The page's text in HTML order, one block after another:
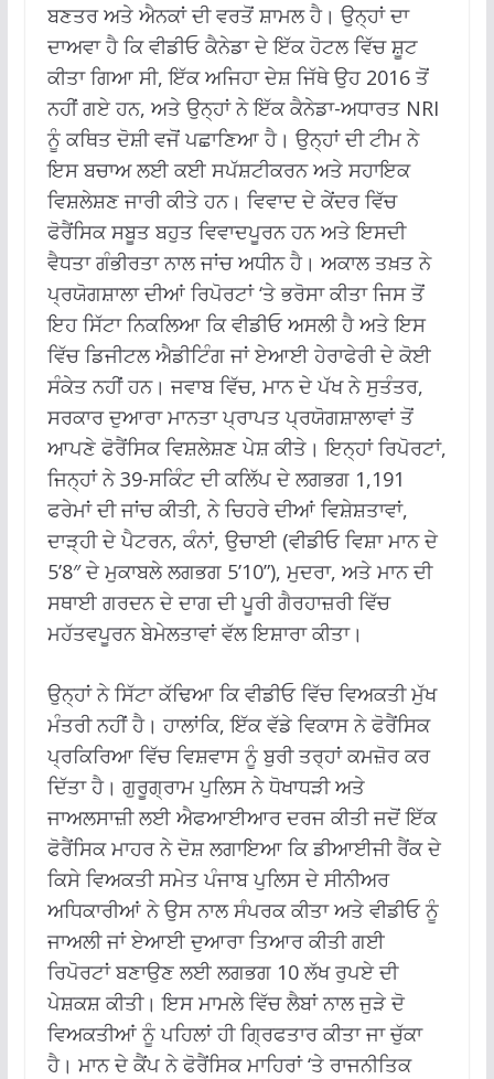
ਬਣਤਰ ਅਤੇ ਐਨਕਾਂ ਦੀ ਵਰਤੋਂ ਸ਼ਾਮਲ ਹੈ। ਉਨ੍ਹਾਂ ਦਾ
ਦਾਅਵਾ ਹੈ ਕਿ ਵੀਡੀਓ ਕੈਨੇਡਾ ਦੇ ਇੱਕ ਹੋਟਲ ਵਿੱਚ ਸ਼ੂਟ
ਕੀਤਾ ਗਿਆ ਸੀ, ਇੱਕ ਅਜਿਹਾ ਦੇਸ਼ ਜਿੱਥੇ ਉਹ 2016 ਤੋਂ
ਨਹੀਂ ਗਏ ਹਨ, ਅਤੇ ਉਨ੍ਹਾਂ ਨੇ ਇੱਕ ਕੈਨੇਡਾ-ਅਧਾਰਤ NRI
ਨੂੰ ਕਥਿਤ ਦੋਸ਼ੀ ਵਜੋਂ ਪਛਾਣਿਆ ਹੈ। ਉਨ੍ਹਾਂ ਦੀ ਟੀਮ ਨੇ
ਇਸ ਬਚਾਅ ਲਈ ਕਈ ਸਪੱਸ਼ਟੀਕਰਨ ਅਤੇ ਸਹਾਇਕ
ਵਿਸ਼ਲੇਸ਼ਣ ਜਾਰੀ ਕੀਤੇ ਹਨ। ਵਿਵਾਦ ਦੇ ਕੇਂਦਰ ਵਿੱਚ
ਫੋਰੈਂਸਿਕ ਸਬੂਤ ਬਹੁਤ ਵਿਵਾਦਪੂਰਨ ਹਨ ਅਤੇ ਇਸਦੀ
ਵੈਧਤਾ ਗੰਭੀਰਤਾ ਨਾਲ ਜਾਂਚ ਅਧੀਨ ਹੈ। ਅਕਾਲ ਤਖ਼ਤ ਨੇ
ਪ੍ਰਯੋਗਸ਼ਾਲਾ ਦੀਆਂ ਰਿਪੋਰਟਾਂ ‘ਤੇ ਭਰੋਸਾ ਕੀਤਾ ਜਿਸ ਤੋਂ
ਇਹ ਸਿੱਟਾ ਨਿਕਲਿਆ ਕਿ ਵੀਡੀਓ ਅਸਲੀ ਹੈ ਅਤੇ ਇਸ
ਵਿੱਚ ਡਿਜੀਟਲ ਐਡੀਟਿੰਗ ਜਾਂ ਏਆਈ ਹੇਰਾਫੇਰੀ ਦੇ ਕੋਈ
ਸੰਕੇਤ ਨਹੀਂ ਹਨ। ਜਵਾਬ ਵਿੱਚ, ਮਾਨ ਦੇ ਪੱਖ ਨੇ ਸੁਤੰਤਰ,
ਸਰਕਾਰ ਦੁਆਰਾ ਮਾਨਤਾ ਪ੍ਰਾਪਤ ਪ੍ਰਯੋਗਸ਼ਾਲਾਵਾਂ ਤੋਂ
ਆਪਣੇ ਫੋਰੈਂਸਿਕ ਵਿਸ਼ਲੇਸ਼ਣ ਪੇਸ਼ ਕੀਤੇ। ਇਨ੍ਹਾਂ ਰਿਪੋਰਟਾਂ,
ਜਿਨ੍ਹਾਂ ਨੇ 39-ਸਕਿੰਟ ਦੀ ਕਲਿੱਪ ਦੇ ਲਗਭਗ 1,191
ਫਰੇਮਾਂ ਦੀ ਜਾਂਚ ਕੀਤੀ, ਨੇ ਚਿਹਰੇ ਦੀਆਂ ਵਿਸ਼ੇਸ਼ਤਾਵਾਂ,
ਦਾੜ੍ਹੀ ਦੇ ਪੈਟਰਨ, ਕੰਨਾਂ, ਉਚਾਈ (ਵੀਡੀਓ ਵਿਸ਼ਾ ਮਾਨ ਦੇ
5’8″ ਦੇ ਮੁਕਾਬਲੇ ਲਗਭਗ 5’10”), ਮੁਦਰਾ, ਅਤੇ ਮਾਨ ਦੀ
ਸਥਾਈ ਗਰਦਨ ਦੇ ਦਾਗ ਦੀ ਪੂਰੀ ਗੈਰਹਾਜ਼ਰੀ ਵਿੱਚ
ਮਹੱਤਵਪੂਰਨ ਬੇਮੇਲਤਾਵਾਂ ਵੱਲ ਇਸ਼ਾਰਾ ਕੀਤਾ।
ਉਨ੍ਹਾਂ ਨੇ ਸਿੱਟਾ ਕੱਢਿਆ ਕਿ ਵੀਡੀਓ ਵਿੱਚ ਵਿਅਕਤੀ ਮੁੱਖ
ਮੰਤਰੀ ਨਹੀਂ ਹੈ। ਹਾਲਾਂਕਿ, ਇੱਕ ਵੱਡੇ ਵਿਕਾਸ ਨੇ ਫੋਰੈਂਸਿਕ
ਪ੍ਰਕਿਰਿਆ ਵਿੱਚ ਵਿਸ਼ਵਾਸ ਨੂੰ ਬੁਰੀ ਤਰ੍ਹਾਂ ਕਮਜ਼ੋਰ ਕਰ
ਦਿੱਤਾ ਹੈ। ਗੁਰੂਗ੍ਰਾਮ ਪੁਲਿਸ ਨੇ ਧੋਖਾਧੜੀ ਅਤੇ
ਜਾਅਲਸਾਜ਼ੀ ਲਈ ਐਫਆਈਆਰ ਦਰਜ ਕੀਤੀ ਜਦੋਂ ਇੱਕ
ਫੋਰੈਂਸਿਕ ਮਾਹਰ ਨੇ ਦੋਸ਼ ਲਗਾਇਆ ਕਿ ਡੀਆਈਜੀ ਰੈਂਕ ਦੇ
ਕਿਸੇ ਵਿਅਕਤੀ ਸਮੇਤ ਪੰਜਾਬ ਪੁਲਿਸ ਦੇ ਸੀਨੀਅਰ
ਅਧਿਕਾਰੀਆਂ ਨੇ ਉਸ ਨਾਲ ਸੰਪਰਕ ਕੀਤਾ ਅਤੇ ਵੀਡੀਓ ਨੂੰ
ਜਾਅਲੀ ਜਾਂ ਏਆਈ ਦੁਆਰਾ ਤਿਆਰ ਕੀਤੀ ਗਈ
ਰਿਪੋਰਟਾਂ ਬਣਾਉਣ ਲਈ ਲਗਭਗ 10 ਲੱਖ ਰੁਪਏ ਦੀ
ਪੇਸ਼ਕਸ਼ ਕੀਤੀ। ਇਸ ਮਾਮਲੇ ਵਿੱਚ ਲੈਬਾਂ ਨਾਲ ਜੁੜੇ ਦੋ
ਵਿਅਕਤੀਆਂ ਨੂੰ ਪਹਿਲਾਂ ਹੀ ਗ੍ਰਿਫਤਾਰ ਕੀਤਾ ਜਾ ਚੁੱਕਾ
ਹੈ। ਮਾਨ ਦੇ ਕੈਂਪ ਨੇ ਫੋਰੈਂਸਿਕ ਮਾਹਿਰਾਂ ‘ਤੇ ਰਾਜਨੀਤਿਕ